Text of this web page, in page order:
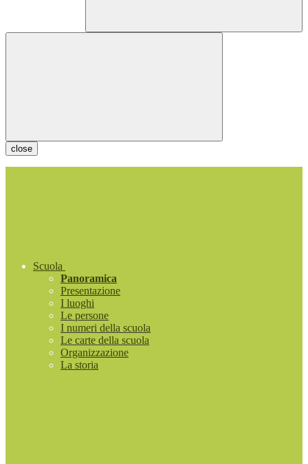
close
Scuola
Panoramica
Presentazione
I luoghi
Le persone
I numeri della scuola
Le carte della scuola
Organizzazione
La storia